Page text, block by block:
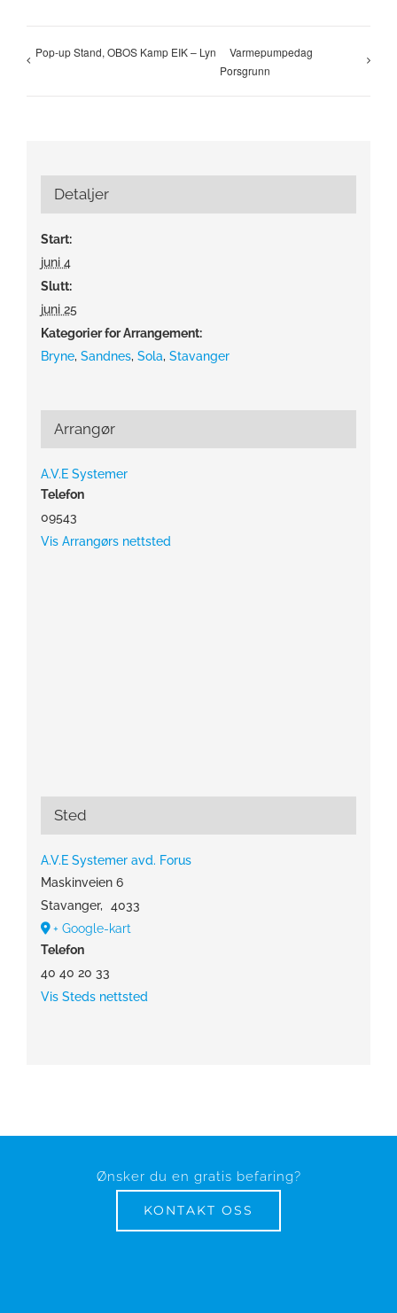
Pop-up Stand, OBOS Kamp EIK – Lyn
Varmepumpedag
Porsgrunn
Detaljer
Start:
juni 4
Slutt:
juni 25
Kategorier for Arrangement:
Bryne, Sandnes, Sola, Stavanger
Arrangør
A.V.E Systemer
Telefon
09543
Vis Arrangørs nettsted
Sted
A.V.E Systemer avd. Forus
Maskinveien 6
Stavanger,
4033
+ Google-kart
Telefon
40 40 20 33
Vis Steds nettsted
Ønsker du en gratis befaring?
KONTAKT OSS